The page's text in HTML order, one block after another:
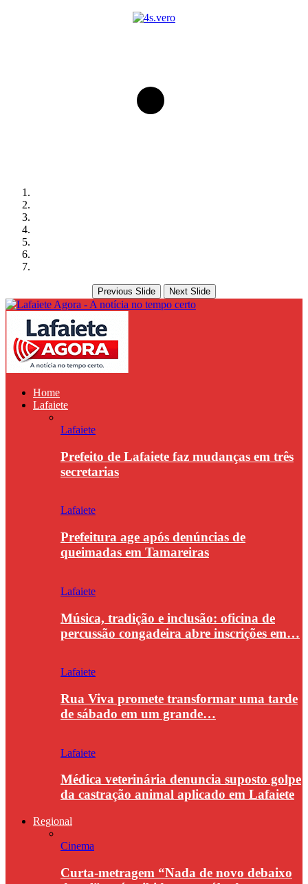
Previous Slide Next Slide
Home
Lafaiete
Lafaiete
Prefeito de Lafaiete faz mudanças em três
secretarias
Lafaiete
Prefeitura age após denúncias de
queimadas em Tamareiras
Lafaiete
Música, tradição e inclusão: oficina de
percussão congadeira abre inscrições em…
Lafaiete
Rua Viva promete transformar uma tarde
de sábado em um grande…
Lafaiete
Médica veterinária denuncia suposto golpe
da castração animal aplicado em Lafaiete
Regional
Cinema
Curta-metragem “Nada de novo debaixo